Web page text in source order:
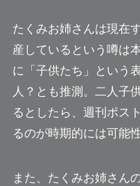
たくみお姉さんは現在
産しているという噂は
に「子供たち」という
人？とも推測。二人子
るとしたら、週刊ポス
るのが時期的には可能
また、たくみお姉さん